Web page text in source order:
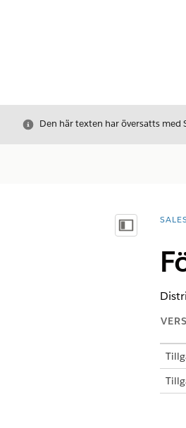
Stäng
Den här texten har översatts med
Visa Du